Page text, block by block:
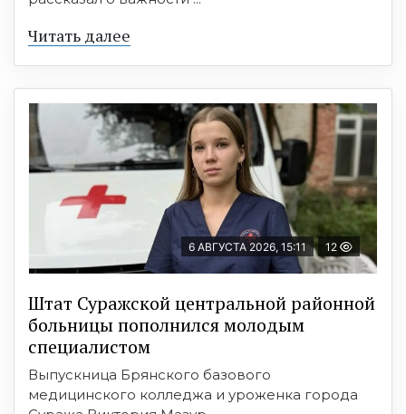
Читать далее
6 АВГУСТА 2026, 15:11 12
Штат Суражской центральной районной
больницы пополнился молодым
специалистом
Выпускница Брянского базового
медицинского колледжа и уроженка города